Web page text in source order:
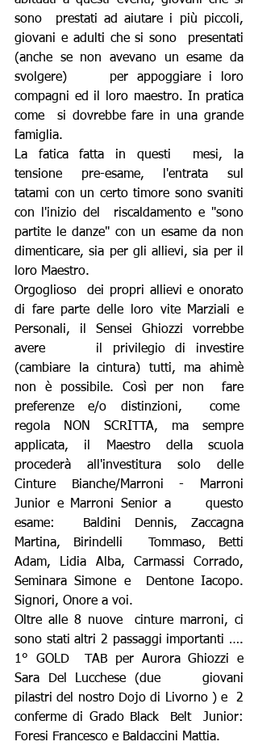
sono  prestati ad aiutare i più piccoli,
giovani e adulti che si sono  presentati
(anche se non avevano un esame da
svolgere)     per appoggiare i loro
compagni ed il loro maestro. In pratica
come  si dovrebbe fare in una grande
famiglia.
La fatica fatta in questi  mesi, la
tensione pre-esame, l'entrata sul
tatami con un certo timore sono svaniti
con l'inizio del  riscaldamento e "sono
partite le danze" con un esame da non
dimenticare, sia per gli allievi, sia per il
loro Maestro.
Orgoglioso  dei propri allievi e onorato
di fare parte delle loro vite Marziali e
Personali, il Sensei Ghiozzi vorrebbe
avere     il privilegio di investire
(cambiare la cintura) tutti, ma ahimè
non è possibile. Così per non  fare
preferenze e/o distinzioni,  come
regola NON SCRITTA, ma sempre
applicata, il Maestro della scuola
procederà all'investitura solo delle
Cinture Bianche/Marroni - Marroni
Junior e Marroni Senior a     questo
esame:  Baldini Dennis, Zaccagna
Martina, Birindelli  Tommaso, Betti
Adam, Lidia Alba, Carmassi Corrado,
Seminara Simone e  Dentone Iacopo.
Signori, Onore a voi.
Oltre alle 8 nuove  cinture marroni, ci
sono stati altri 2 passaggi importanti ….
1° GOLD  TAB per Aurora Ghiozzi e
Sara Del Lucchese (due     giovani
pilastri del nostro Dojo di Livorno ) e  2
conferme di Grado Black  Belt  Junior:
Foresi Francesco e Baldaccini Mattia.